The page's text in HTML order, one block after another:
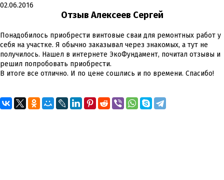
02.06.2016
Отзыв Алексеев Сергей
Понадобилось приобрести винтовые сваи для ремонтных работ у
себя на участке. Я обычно заказывал через знакомых, а тут не
получилось. Нашел в интернете ЭкоФундамент, почитал отзывы и
решил попробовать приобрести.
В итоге все отлично. И по цене сошлись и по времени. Спасибо!